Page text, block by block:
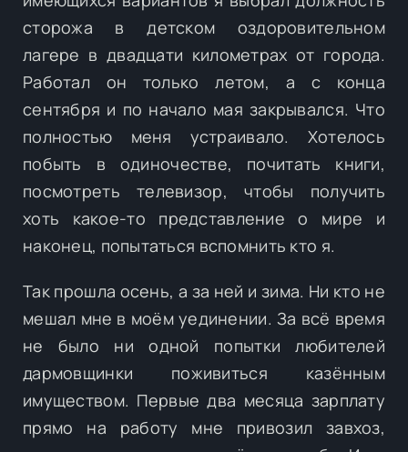
сторожа в детском оздоровительном
лагере в двадцати километрах от города.
Работал он только летом, а с конца
сентября и по начало мая закрывался. Что
полностью меня устраивало. Хотелось
побыть в одиночестве, почитать книги,
посмотреть телевизор, чтобы получить
хоть какое-то представление о мире и
наконец, попытаться вспомнить кто я.
Так прошла осень, а за ней и зима. Ни кто не
мешал мне в моём уединении. За всё время
не было ни одной попытки любителей
дармовщинки поживиться казённым
имуществом. Первые два месяца зарплату
прямо на работу мне привозил завхоз,